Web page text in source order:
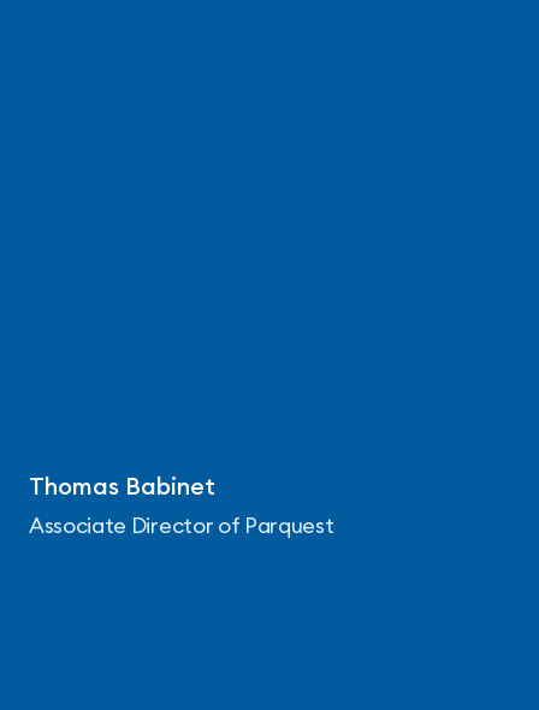
Thomas Babinet
Associate Director of Parquest